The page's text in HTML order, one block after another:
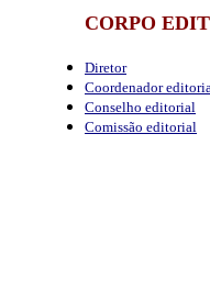
CORPO
Diretor
Coordenador
Conselho editorial
Comissão editorial